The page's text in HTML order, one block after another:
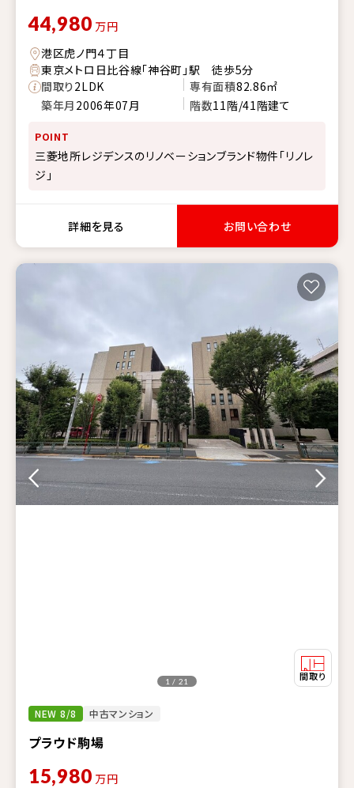
44,980 万円
港区虎ノ門４丁目
東京メトロ日比谷線「神谷町」駅 徒歩5分
間取り2LDK 専有面積82.86㎡
築年月 2006年07月 階数11階/41階建て
POINT
三菱地所レジデンスのリノベーションブランド物件「リノレ
ジ」
詳細を見る お問い合わせ
NEW 8/8 中古マンション
プラウド駒場
1 / 21
15,980 万円